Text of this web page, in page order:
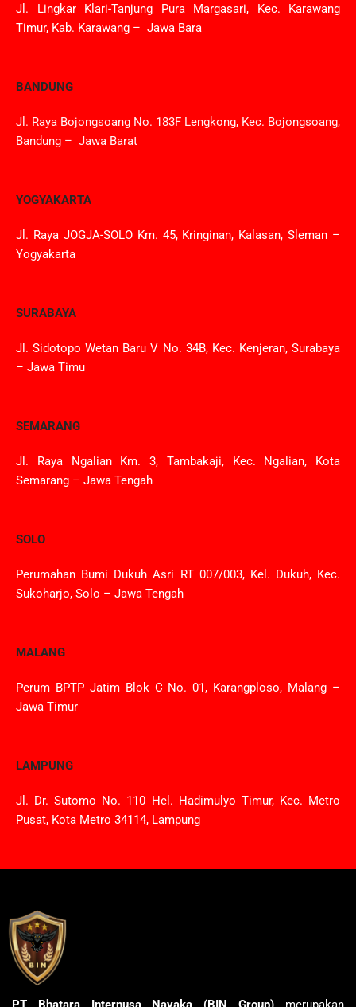
Jl. Lingkar Klari-Tanjung Pura Margasari, Kec. Karawang
Timur, Kab. Karawang – Jawa Bara
BANDUNG
Jl. Raya Bojongsoang No. 183F Lengkong, Kec. Bojongsoang,
Bandung – Jawa Barat
YOGYAKARTA
Jl. Raya JOGJA-SOLO Km. 45, Kringinan, Kalasan, Sleman –
Yogyakarta
SURABAYA
Jl. Sidotopo Wetan Baru V No. 34B, Kec. Kenjeran, Surabaya
– Jawa Timu
SEMARANG
Jl. Raya Ngalian Km. 3, Tambakaji, Kec. Ngalian, Kota
Semarang – Jawa Tengah
SOLO
Perumahan Bumi Dukuh Asri RT 007/003, Kel. Dukuh, Kec.
Sukoharjo, Solo – Jawa Tengah
MALANG
Perum BPTP Jatim Blok C No. 01, Karangploso, Malang –
Jawa Timur
LAMPUNG
Jl. Dr. Sutomo No. 110 Hel. Hadimulyo Timur, Kec. Metro
Pusat, Kota Metro 34114, Lampung